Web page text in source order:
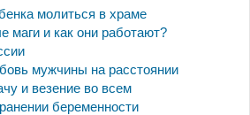
молиться в храме
маги и как они работают?
мужчины на расстоянии
и везение во всем
беременности